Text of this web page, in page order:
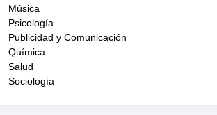
Música
Psicología
Publicidad y Comunicación
Química
Salud
Sociología